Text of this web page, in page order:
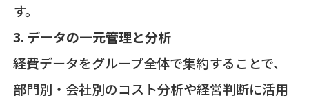
す。
3. データの一元管理と分析
経費データをグループ全体で集約することで、
部門別・会社別のコスト分析や経営判断に活用